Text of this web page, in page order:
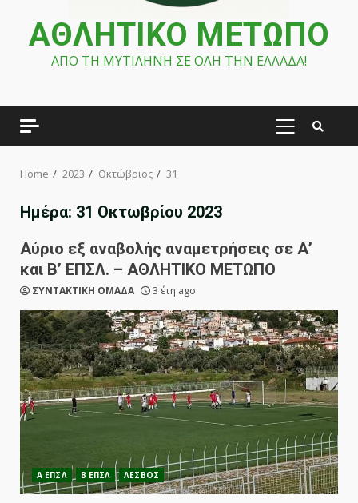
ΑΘΛΗΤΙΚΟ ΜΕΤΩΠΟ
ΑΠΟ ΤΗ ΜΥΤΙΛΗΝΗ ΣΕ ΟΛΗ ΤΗΝ ΕΛΛΑΔΑ!
PRIMARY
Home 2023 Οκτώβριος 31
Ημέρα: 31 Οκτωβρίου 2023
Αύριο εξ αναβολής αναμετρήσεις σε Α’
και Β’ ΕΠΣΛ. – ΑΘΛΗΤΙΚΟ ΜΕΤΩΠΟ
ΣΥΝΤΑΚΤΙΚΗ ΟΜΑΔΑ 3 έτη ago
Α ΕΠΣΛ Β ΕΠΣΛ ΛΕΣΒΟΣ